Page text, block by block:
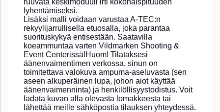
lyhentämiseksi.
Lisäksi malli voidaan varustaa A-TEC:n
rekyylijarrullisella etuosalla, joka parantaa
suorituskykyä entisestään. Saatavilla
koeammuntaa varten Vildmarken Shooting &
Event Centerissä!Huom! Tilataksesi
äänenvaimentimen verkossa, sinun on
toimitettava valokuva ampuma-aseluvasta (sen
aseen alkuperäinen lupa, johon aiot käyttää
äänenvaimenninta) ja henkilöllisyystodistus. Voit
ladata kuvan alla olevasta lomakkeesta tai
lähettää meille sähköpostia tilauksen yhteydessä.